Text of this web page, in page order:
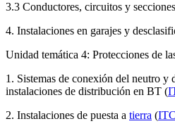
3.3 Conductores, circuitos y
4. Instalaciones en garajes y
Unidad temática 4: Protecciones de
1. Sistemas de conexión del neutro y
instalaciones de distribución en BT (
2. Instalaciones de puesta a tierra (